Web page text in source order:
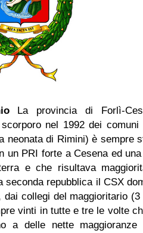
La provincia di Forlì-
nel 1992 dei comuni
neonata di Rimini) è sempre
un PRI forte a Cesena ed
e che risultava
seconda repubblica il CSX
collegi del maggioritario (3
vinti in tutte e tre le volte
a delle nette maggioranze